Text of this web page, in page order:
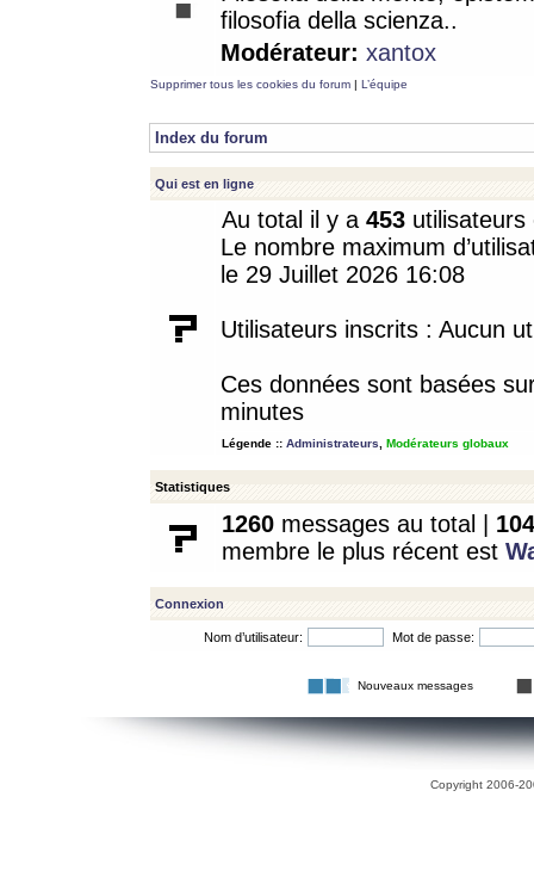
filosofia della scienza..
Modérateur: xantox
Supprimer tous les cookies du forum | L’équipe
Index du forum
Qui est en ligne
Au total il y a 453
Le nombre maximum
le 29 Juillet 2026 16:08
Utilisateurs inscrits : Aucun
Ces données sont basées
minutes
Légende :: Administrateurs Modérateurs globaux
Statistiques
1260 messages au total | 104
membre le plus récent est
Connexion
Nom d’utilisateur: Mot de passe:
Nouveaux messages
Copyright 2006-